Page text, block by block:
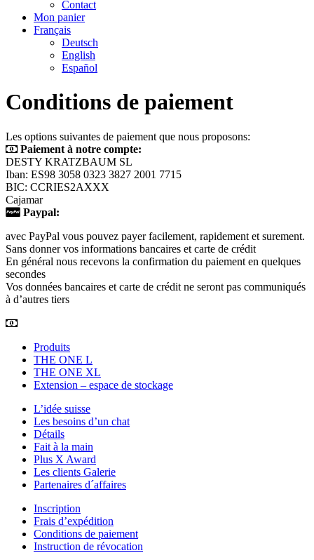
Contact
Mon panier
Français
Deutsch
English
Español
Conditions de paiement
Les options suivantes de paiement que nous proposons:
Paiement à notre compte:
DESTY KRATZBAUM SL
Iban: ES98 3058 0323 3827 2001 7715
BIC: CCRIES2AXXX
Cajamar
Paypal:
avec PayPal vous pouvez payer facilement, rapidement et surement.
Sans donner vos informations bancaires et carte de crédit
En général nous recevons la confirmation du paiement en quelques
secondes
Vos données bancaires et carte de crédit ne seront pas communiqués
à d’autres tiers
Produits
THE ONE L
THE ONE XL
Extension – espace de stockage
L’idée suisse
Les besoins d’un chat
Détails
Fait à la main
Plus X Award
Les clients Galerie
Partenaires d´affaires
Inscription
Frais d’expédition
Conditions de paiement
Instruction de révocation